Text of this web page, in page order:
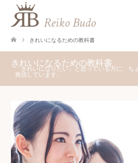
きれいになるための教科書
きれいになるための教科書
「きれいになりたい」と思っている方に、ち
発信しています。